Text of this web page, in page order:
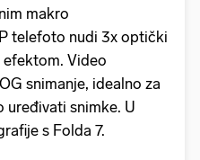
makro
telefoto nudi 3x optički
Video
snimanje, idealno za
uređivati snimke. U
s Folda 7.